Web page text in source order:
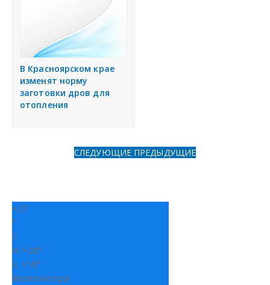
В Красноярском крае
изменят норму
заготовки дров для
отопления
СЛЕДУЮЩИЕ ПРЕДЫДУЩИЕ
+27
°
C
H: +28°
L: +18°
Железногорск